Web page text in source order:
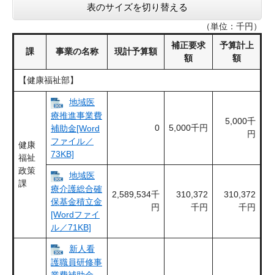
表のサイズを切り替える
（単位：千円）
課 事業の名称 現計予算額
補正要求
額
予算計上
額
【健康福祉部】
健康
福祉
政策
課
地域医
療推進事業費
補助金[Word
ファイル／
73KB]
0 5,000千円
5,000千
円
地域医
療介護総合確
保基金積立金
[Wordファイ
ル／71KB]
2,589,534千
円
310,372
千円
310,372
千円
新人看
護職員研修事